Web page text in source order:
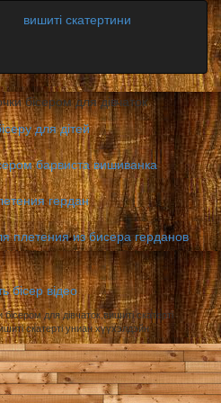
вишиті скатертини
бісером для дівчаток
для дітей
барвиста вишиванка
гердан
плетения из бисера герданов
бісер відео
для дівчаток,вишиті скатерті
скатерті униан хүүхэлдэйн